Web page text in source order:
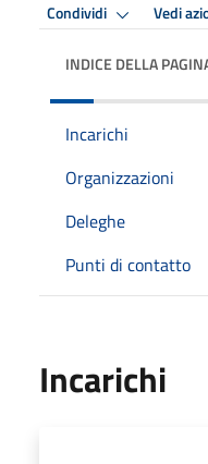
Condividi Vedi
INDICE DELLA
Incarichi
Organizzazioni
Deleghe
Punti di contatto
Incarichi